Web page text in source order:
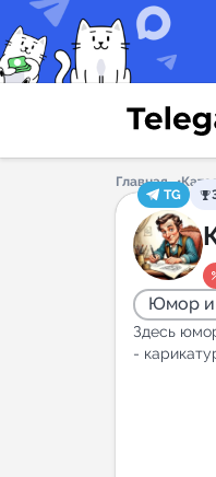
Главная
TG
Юмор
Здесь
-